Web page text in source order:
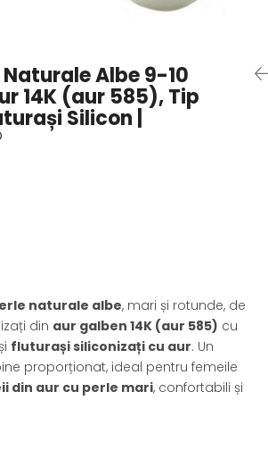
Naturale Albe 9-10
14K (aur 585), Tip
Silicon |
naturale albe, mari și rotunde, de
din aur galben 14K (aur 585) cu
fluturași siliconizați cu aur. Un
proporționat, ideal pentru femeile
din aur cu perle mari, confortabili și